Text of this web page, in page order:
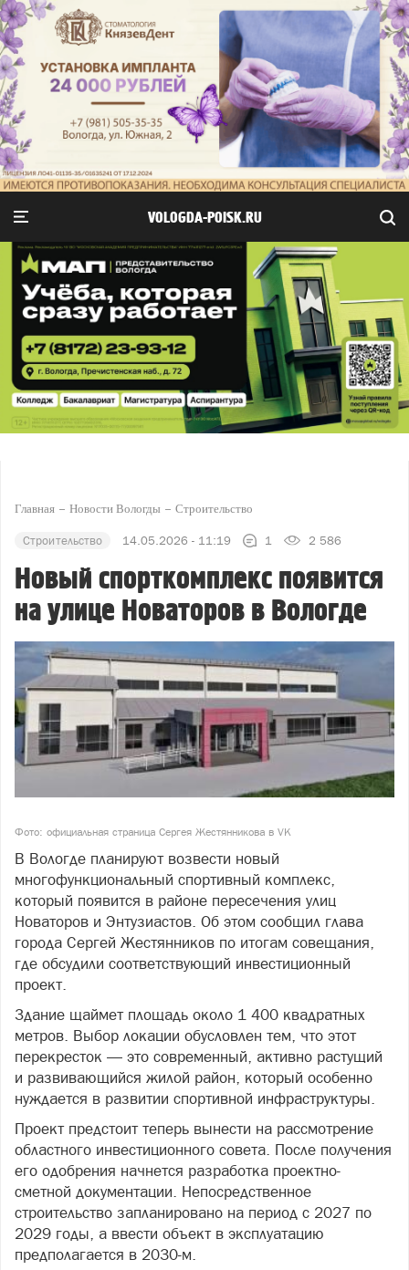
VOLOGDA-POISK.RU
Главная Новости Вологды Строительство
Строительство 14.05.2026 - 11:19 1 2 586
Новый спорткомплекс появится
на улице Новаторов в Вологде
Фото: официальная страница Сергея Жестянникова в VK
В Вологде планируют возвести новый
многофункциональный спортивный комплекс,
который появится в районе пересечения улиц
Новаторов и Энтузиастов. Об этом сообщил глава
города Сергей Жестянников по итогам совещания,
где обсудили соответствующий инвестиционный
проект.
Здание щаймет площадь около 1 400 квадратных
метров. Выбор локации обусловлен тем, что этот
перекресток — это современный, активно растущий
и развивающийся жилой район, который особенно
нуждается в развитии спортивной инфраструктуры.
Проект предстоит теперь вынести на рассмотрение
областного инвестиционного совета. После получения
его одобрения начнется разработка проектно-
сметной документации. Непосредственное
строительство запланировано на период с 2027 по
2029 годы, а ввести объект в эксплуатацию
предполагается в 2030-м.